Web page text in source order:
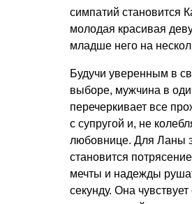
симпатий становится
молодая красивая
младше него на
Будучи уверенным в
выборе, мужчина в
перечеркивает все
с супругой и, не
любовнице. Для Ланы
становится
мечты и надежды
секунду. Она чувствует